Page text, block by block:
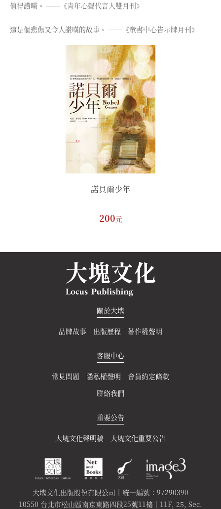
值得讚嘆。 ──《青年心聲代言人雙月刊》
這是個悲傷又令人讚嘆的故事。 ──《童書中心告示牌月刊》
諾貝爾少年
200元
關於大塊
品牌故事 出版歷程 著作權聲明
客服中心
常見問題 隱私權聲明
會員約定條款
聯絡我們
重要公告
大塊文化聲明稿 大塊文化重要公告
大塊文化出版股份有限公司｜統一編號：97290390
10550 台北市松山區南京東路四段25號11樓｜11F, 25, Sec.